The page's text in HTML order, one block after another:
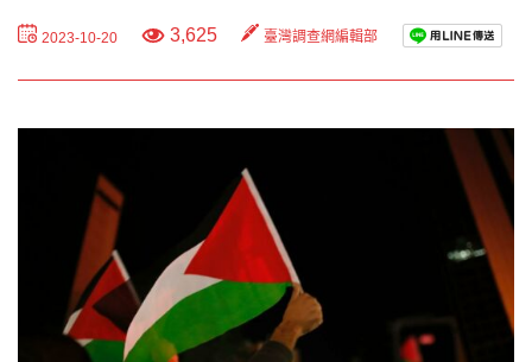
2023-10-20 3,625 臺灣調查網編輯部